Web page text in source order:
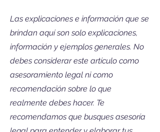
Las explicaciones e información que se
brindan aquí son solo explicaciones,
información y ejemplos generales. No
debes considerar este artículo como
asesoramiento legal ni como
recomendación sobre lo que
realmente debes hacer. Te
recomendamos que busques asesoría